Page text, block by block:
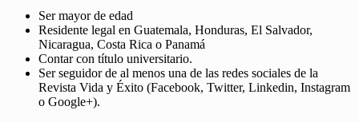
Ser mayor de edad
Residente legal en Guatemala, Honduras, El Salvador,
Nicaragua, Costa Rica o Panamá
Contar con título universitario.
Ser seguidor de al menos una de las redes sociales de la
Revista Vida y Éxito (Facebook, Twitter, Linkedin, Instagram
o Google+).